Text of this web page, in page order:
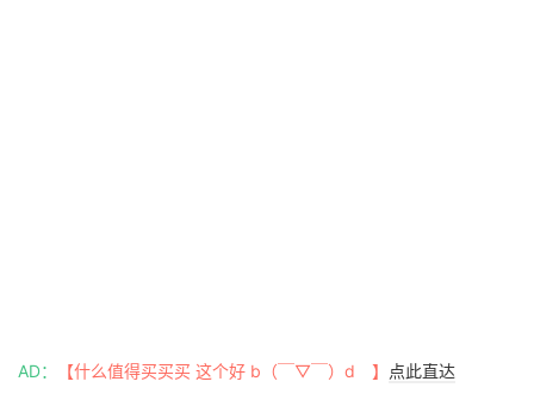
AD： 【什么值得买买买 这个好 b（￣▽￣）d 】 点此直达